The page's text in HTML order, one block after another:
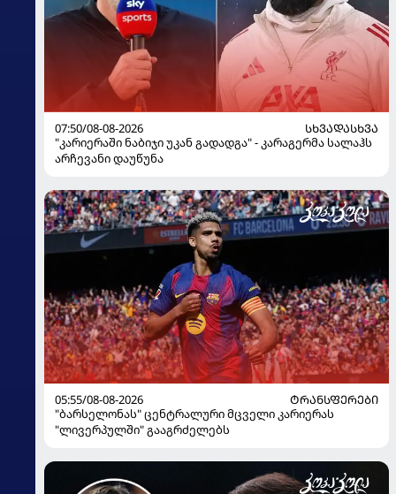
07:50/08-08-2026
ᲡᲮᲕᲐᲓᲐᲡᲮᲕᲐ
"კარიერაში ნაბიჯი უკან გადადგა" - კარაგერმა სალაჰს
არჩევანი დაუწუნა
05:55/08-08-2026
ᲢᲠᲐᲜᲡᲤᲔᲠᲔᲑᲘ
"ბარსელონას" ცენტრალური მცველი კარიერას
"ლივერპულში" გააგრძელებს